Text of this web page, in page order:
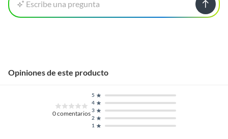
Escribe una pregunta
Opiniones de este producto
0comentarios
1
2
3
4
5